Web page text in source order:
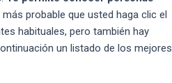
probable que usted haga clic el
habituales, pero también hay
un listado de los mejores